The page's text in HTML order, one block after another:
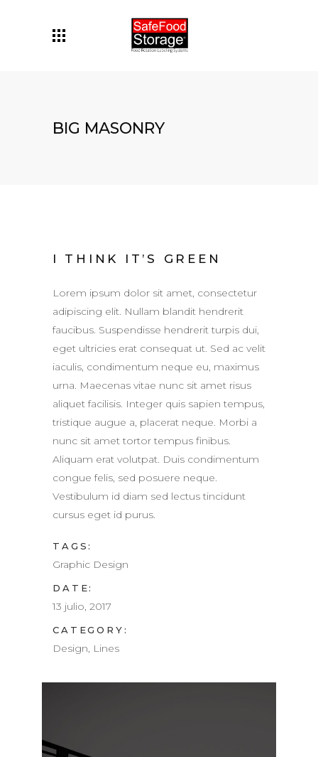
BIG MASONRY
I THINK IT’S GREEN
Lorem ipsum dolor sit amet, consectetur
adipiscing elit. Nullam blandit hendrerit
faucibus. Suspendisse hendrerit turpis dui,
eget ultricies erat consequat ut. Sed ac velit
iaculis, condimentum neque eu, maximus
urna. Maecenas vitae nunc sit amet risus
aliquet facilisis. Integer quis sapien tempus,
tristique augue a, placerat neque. Morbi a
nunc sit amet tortor tempus finibus.
Aliquam erat volutpat. Duis condimentum
congue felis, sed posuere neque.
Vestibulum id diam sed lectus tincidunt
cursus eget id purus.
TAGS:
Graphic Design
DATE:
13 julio, 2017
CATEGORY:
Design, Lines